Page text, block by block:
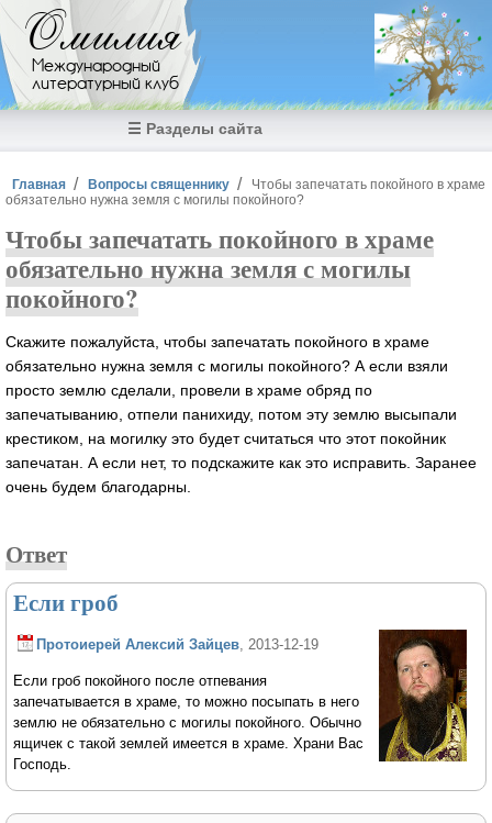
Перейти к основному содержанию
Омилия
Международный
литературный клуб
☰ Разделы сайта
Вы здесь
Главная Вопросы священнику
Чтобы запечатать покойного в храме
обязательно нужна земля с могилы покойного?
Чтобы запечатать покойного в храме
обязательно нужна земля с могилы
покойного?
Скажите пожалуйста, чтобы запечатать покойного в храме
обязательно нужна земля с могилы покойного? А если взяли
просто землю сделали, провели в храме обряд по
запечатыванию, отпели панихиду, потом эту землю высыпали
крестиком, на могилку это будет считаться что этот покойник
запечатан. А если нет, то подскажите как это исправить. Заранее
очень будем благодарны.
Ответ
Если гроб
Протоиерей Алексий Зайцев, 2013-12-19
Если гроб покойного после отпевания
запечатывается в храме, то можно посыпать в него
землю не обязательно с могилы покойного. Обычно
ящичек с такой землей имеется в храме. Храни Вас
Господь.